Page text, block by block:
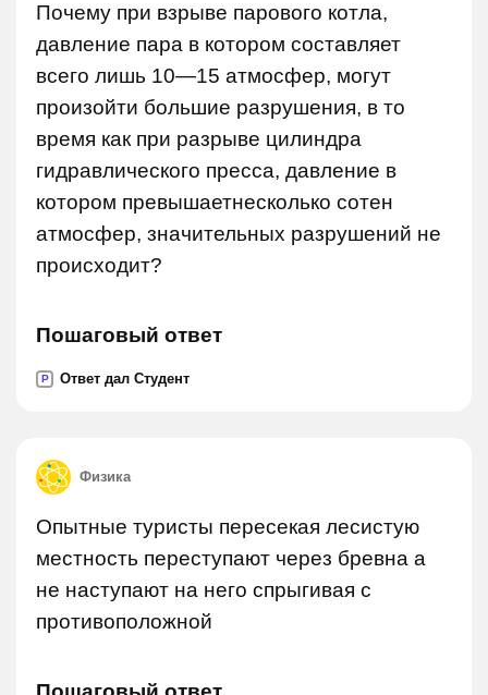
Почему при взрыве парового котла,
давление пара в котором составляет
всего лишь 10—15 атмосфер, могут
произойти большие разрушения, в то
время как при разрыве цилиндра
гидравлического пресса, давление в
котором превышаетнесколько сотен
атмосфер, значительных разрушений не
происходит?
Пошаговый ответ
P Ответ дал Студент
Физика
Опытные туристы пересекая лесистую
местность переступают через бревна а
не наступают на него спрыгивая с
противоположной